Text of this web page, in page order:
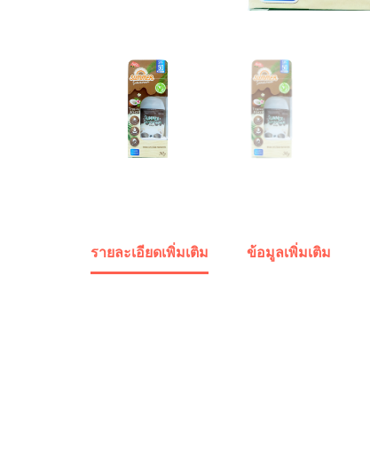
รายละเอียดเพิ่มเติม ข้อมูลเพิ่มเติม